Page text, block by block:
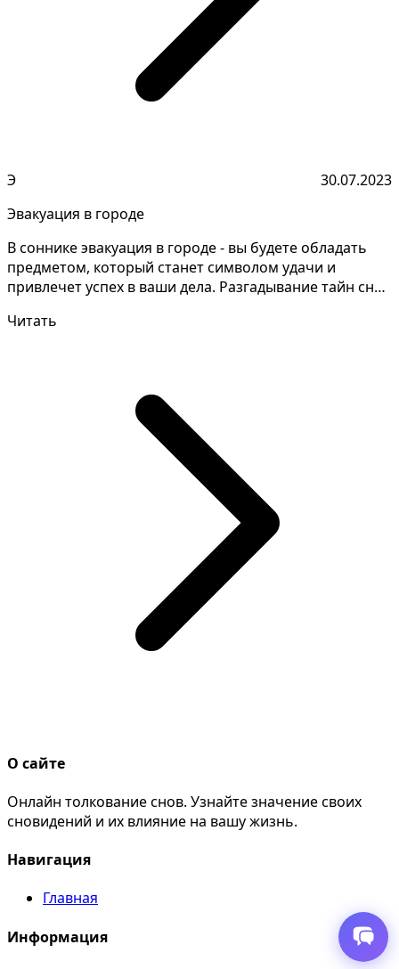
Э
30.07.2023
Эвакуация в городе
В соннике эвакуация в городе - вы будете обладать
предметом, который станет символом удачи и
привлечет успех в ваши дела. Разгадывание тайн снов
Читать
О сайте
Онлайн толкование снов. Узнайте значение своих
сновидений и их влияние на вашу жизнь.
Навигация
Главная
Информация